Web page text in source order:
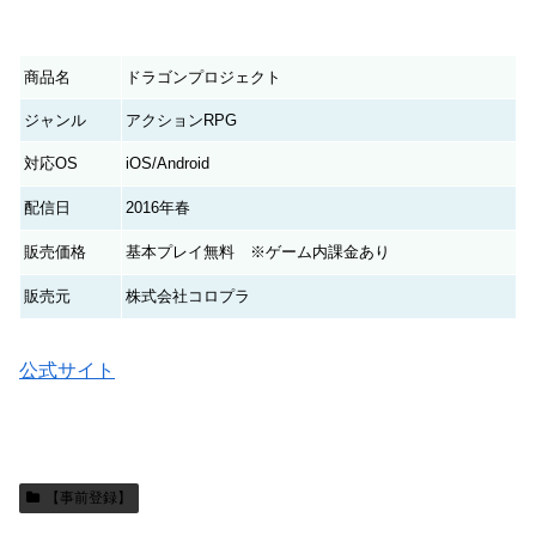
商品名 ドラゴンプロジェクト
ジャンル アクションRPG
対応OS iOS/Android
配信日 2016年春
販売価格 基本プレイ無料 ※ゲーム内課金あり
販売元 株式会社コロプラ
公式サイト
【事前登録】